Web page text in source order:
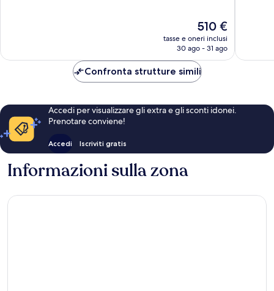
Il
prezzo
attuale
510 €
510 €
tasse e oneri inclusi
30 ago - 31 ago
Confronta strutture simili
Accedi per visualizzare gli extra e gli sconti idonei.
Prenotare conviene!
Accedi Iscriviti gratis
Informazioni sulla zona